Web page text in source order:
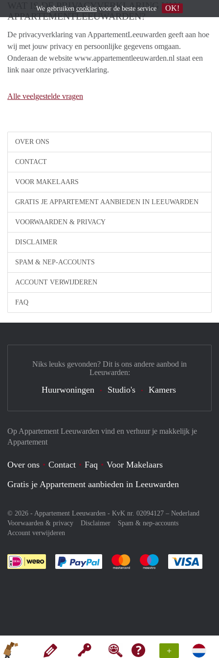
+
OVER ONS
CONTACT
VOOR MAKELAARS
GRATIS JE APPARTEMENT AANBIEDEN IN LEEUWARDEN
VOORWAARDEN & PRIVACY
DISCLAIMER
SPAM & NEP-ACCOUNTS
ACCOUNT VERWIJDEREN
FAQ
WAT IS DE PRIVACYVERKLARING VAN
APPARTEMENTLEEUWARDEN?
De privacyverklaring van AppartementLeeuwarden geeft aan hoe
wij met jouw privacy en persoonlijke gegevens omgaan.
Onderaan de website www.appartementleeuwarden.nl staat een
link naar onze privacyverklaring.
Alle veelgestelde vragen
Op Appartement Leeuwarden vind en verhuur je makkelijk je
Appartement
Over ons Contact Faq
Voor Makelaars
Gratis je Appartement aanbieden in Leeuwarden
© 2026 - Appartement Leeuwarden - KvK nr. 02094127 – Nederland
Voorwaarden & privacy
Disclaimer
Spam & nep-accounts
Account verwijderen
Je rekent gemakkelijk af met Paypal
Je rekent gemakkelijk af met
Je rekent
Niks leuks gevonden? Dit is ons andere aanbod in
Leeuwarden:
Huurwoningen Studio's Kamers
We gebruiken cookies voor de beste service OK!